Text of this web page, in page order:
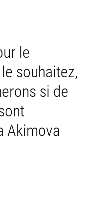
le
souhaitez,
si de
Akimova